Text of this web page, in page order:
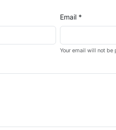
Email *
Your email will not be